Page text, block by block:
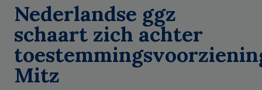
Nederlandse ggz
schaart zich achter
Mitz